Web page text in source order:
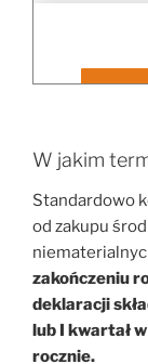
W jakim
Standardowo
od zakupu
zakończeniu
deklaracji
lub I kwartał
rocznie.